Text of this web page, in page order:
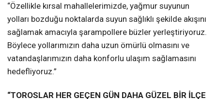
“Özellikle kırsal mahallelerimizde, yağmur suyunun
yolları bozduğu noktalarda suyun sağlıklı şekilde akışını
sağlamak amacıyla şarampollere büzler yerleştiriyoruz.
Böylece yollarımızın daha uzun ömürlü olmasını ve
vatandaşlarımızın daha konforlu ulaşım sağlamasını
hedefliyoruz.”
“TOROSLAR HER GEÇEN GÜN DAHA GÜZEL BİR İLÇE